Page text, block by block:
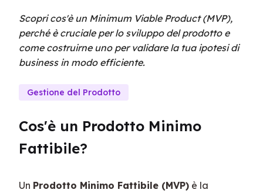
Scopri cos'è un Minimum Viable Product (MVP),
perché è cruciale per lo sviluppo del prodotto e
come costruirne uno per validare la tua ipotesi di
business in modo efficiente.
Gestione del Prodotto
Cos'è un Prodotto Minimo
Fattibile?
Un Prodotto Minimo Fattibile (MVP) è la